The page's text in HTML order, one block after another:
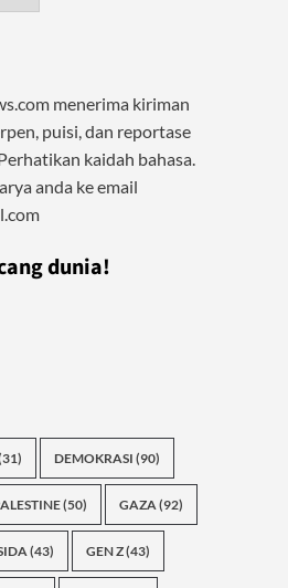
menerima kiriman
puisi, dan reportase
kaidah bahasa.
anda ke email
dunia!
DEMOKRASI (90)
(50) GAZA(92)
(43) GEN Z(43)